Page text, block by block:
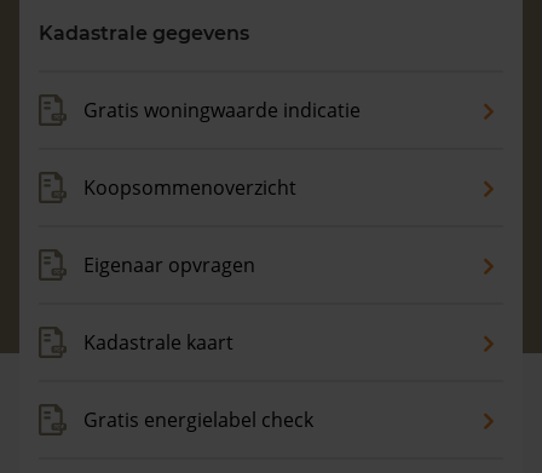
Maandag t/m vrijdag - 08:00 -18:00
Kadastrale gegevens
Gratis woningwaarde indicatie
Koopsommenoverzicht
Eigenaar opvragen
Kadastrale kaart
Gratis energielabel check